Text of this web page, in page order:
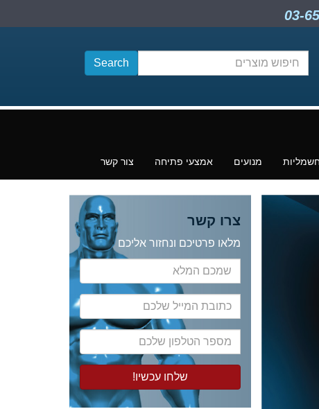
חיפוש
תוכן
מנועים אמצעי פתיחה צור קשר
צרו קשר
מלאו פרטיכם ונחזור אליכם
שמכם
המלא
כתובת
המייל
שלכם
מספר
הטלפון
שלכם